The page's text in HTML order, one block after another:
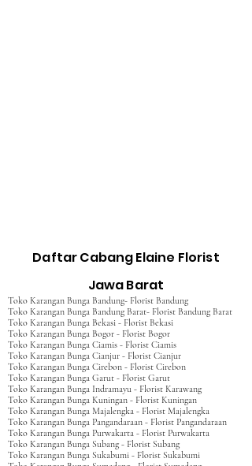
Daftar Cabang Elaine Florist
Jawa Barat
Toko Karangan Bunga Bandung- Florist Bandung
Toko Karangan Bunga Bandung Barat- Florist Bandung Barat
Toko Karangan Bunga Bekasi - Florist Bekasi
Toko Karangan Bunga Bogor - Florist Bogor
Toko Karangan Bunga Ciamis - Florist Ciamis
Toko Karangan Bunga Cianjur - Florist Cianjur
Toko Karangan Bunga Cirebon - Florist Cirebon
Toko Karangan Bunga Garut - Florist Garut
Toko Karangan Bunga Indramayu - Florist Karawang
Toko Karangan Bunga Kuningan - Florist Kuningan
Toko Karangan Bunga Majalengka - Florist Majalengka
Toko Karangan Bunga Pangandaraan - Florist Pangandaraan
Toko Karangan Bunga Purwakarta - Florist Purwakarta
Toko Karangan Bunga Subang - Florist Subang
Toko Karangan Bunga Sukabumi - Florist Sukabumi